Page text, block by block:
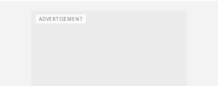
ADVERTISEMENT